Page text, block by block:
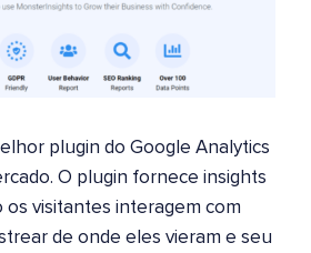
plugin do Google Analytics
O plugin fornece insights
os visitantes interagem com
de onde eles vieram e seu